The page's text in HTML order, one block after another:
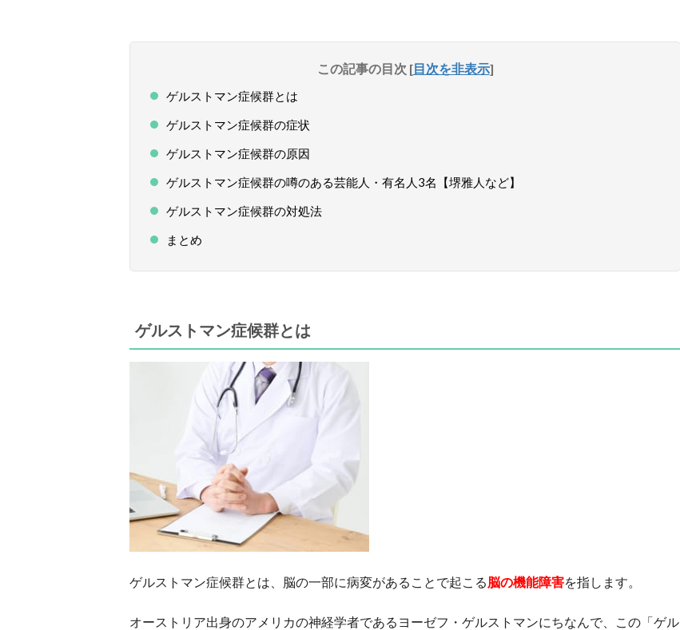
この記事の目次 [目次を非表示]
ゲルストマン症候群とは
ゲルストマン症候群の症状
ゲルストマン症候群の原因
ゲルストマン症候群の噂のある芸能人・有名人3名【堺雅人など】
ゲルストマン症候群の対処法
まとめ
ゲルストマン症候群とは
ゲルストマン症候群とは、脳の一部に病変があることで起こる脳の機能障害を指します。
オーストリア出身のアメリカの神経学者であるヨーゼフ・ゲルストマンにちなんで、この「ゲル